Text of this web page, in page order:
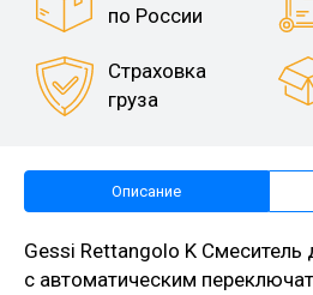
по России
Страховка
груза
Описание
Gessi Rettangolo K
с автоматическим